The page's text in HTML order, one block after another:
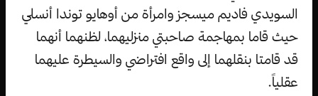
السويدي فاديم ميسجز وامرأة من أوهايو توندا أنسلي
حيث قاما بمهاجمة صاحبتي منزليهما، لظنهما أنهما
قد قامتا بنقلهما إلى واقع افتراضي والسيطرة عليهما
عقلياً.